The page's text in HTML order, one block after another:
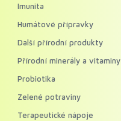
Imunita
Humátové přípravky
Další přírodní produkty
Přírodní minerály a vitaminy
Probiotika
Zelené potraviny
Terapeutické nápoje